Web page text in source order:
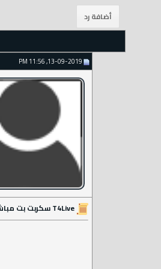
T4Live سكربت بت مباشر مباريات يالا شوت كورة لايف